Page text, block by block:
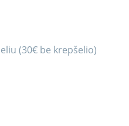
(30€ be krepšelio)